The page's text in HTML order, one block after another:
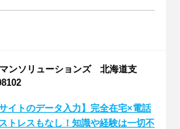
ンソリューションズ 北海道支
サイトのデータ入力】完全在宅×電話
トレスもなし！知識や経験は一切不